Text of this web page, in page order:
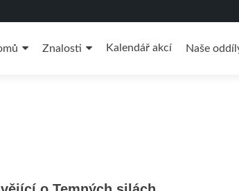
Znalosti Kalendář akcí Naše